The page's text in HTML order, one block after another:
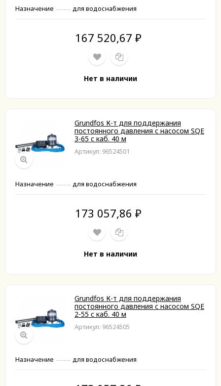
Назначение для водоснабжения
167 520,67 ₽
Нет в наличии
Grundfos К-т для поддержания
постоянного давления с насосом SQЕ
3-65 с каб. 40 м
Артикул: 96524501
Назначение для водоснабжения
173 057,86 ₽
Нет в наличии
Grundfos К-т для поддержания
постоянного давления с насосом SQE
2-55 с каб. 40 м
Артикул: 96524505
Назначение для водоснабжения